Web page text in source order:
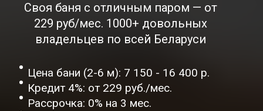
Своя баня с отличным паром — от
229 руб/мес. 1000+ довольных
владельцев по всей Беларуси
Цена бани (2-6 м): 7 150 - 16 400 р.
Кредит 4%: от 229 руб./мес.
Рассрочка: 0% на 3 мес.